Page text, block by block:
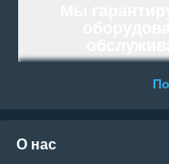
по всей
О нас